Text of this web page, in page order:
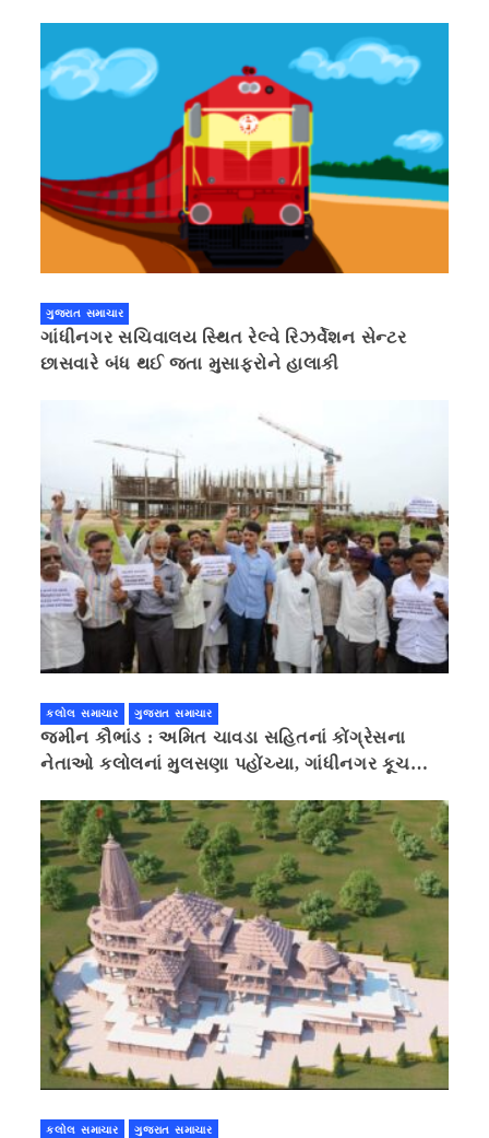
ગુજરાત સમાચાર
ગાંધીનગર સચિવાલય સ્થિત રેલ્વે રિઝર્વેશન સેન્ટર
છાસવારે બંધ થઈ જતા મુસાફરોને હાલાકી
કલોલ સમાચાર ગુજરાત સમાચાર
જમીન કૌભાંડ : અમિત ચાવડા સહિતનાં કોંગ્રેસના
નેતાઓ કલોલનાં મુલસણા પહોંચ્યા, ગાંધીનગર કૂચ
કલોલ સમાચાર ગુજરાત સમાચાર